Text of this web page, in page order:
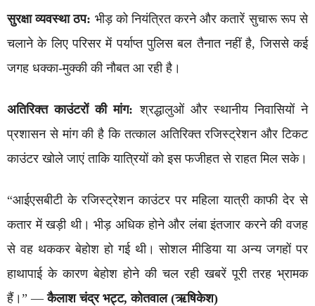
सुरक्षा व्यवस्था ठप: भीड़ को नियंत्रित करने और कतारें सुचारू रूप से
चलाने के लिए परिसर में पर्याप्त पुलिस बल तैनात नहीं है, जिससे कई
जगह धक्का-मुक्की की नौबत आ रही है।
अतिरिक्त काउंटरों की मांग: श्रद्धालुओं और स्थानीय निवासियों ने
प्रशासन से मांग की है कि तत्काल अतिरिक्त रजिस्ट्रेशन और टिकट
काउंटर खोले जाएं ताकि यात्रियों को इस फजीहत से राहत मिल सके।
“आईएसबीटी के रजिस्ट्रेशन काउंटर पर महिला यात्री काफी देर से
कतार में खड़ी थी। भीड़ अधिक होने और लंबा इंतजार करने की वजह
से वह थककर बेहोश हो गई थी। सोशल मीडिया या अन्य जगहों पर
हाथापाई के कारण बेहोश होने की चल रही खबरें पूरी तरह भ्रामक
हैं।” —कैलाश चंद्र भट्ट, कोतवाल (ऋषिकेश)